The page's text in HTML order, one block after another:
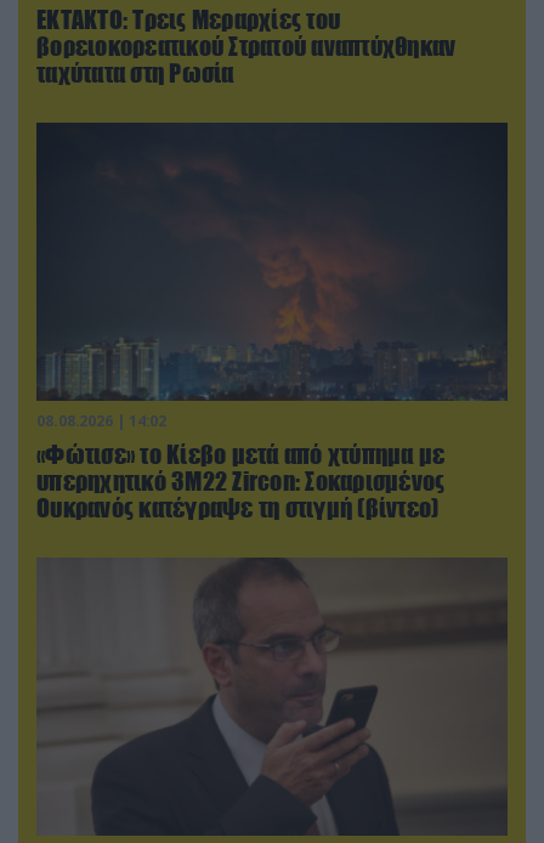
ΕΚΤΑΚΤΟ: Τρεις Μεραρχίες του
βορειοκορεατικού Στρατού αναπτύχθηκαν
ταχύτατα στη Ρωσία
08.08.2026 | 14:02
«Φώτισε» το Κίεβο μετά από χτύπημα με
υπερηχητικό 3M22 Zircon: Σοκαρισμένος
Ουκρανός κατέγραψε τη στιγμή (βίντεο)